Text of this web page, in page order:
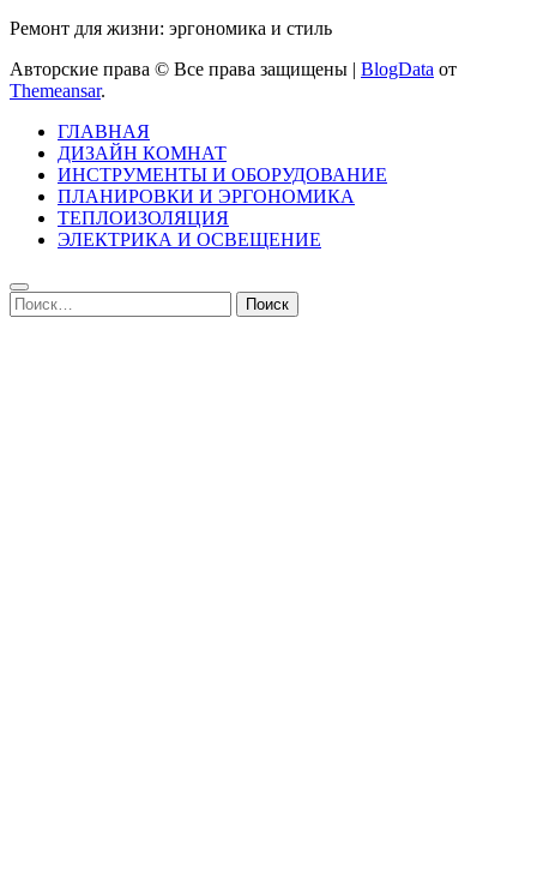
Ремонт для жизни: эргономика и стиль
Авторские права © Все права защищены | BlogData от
Themeansar.
ГЛАВНАЯ
ДИЗАЙН КОМНАТ
ИНСТРУМЕНТЫ И ОБОРУДОВАНИЕ
ПЛАНИРОВКИ И ЭРГОНОМИКА
ТЕПЛОИЗОЛЯЦИЯ
ЭЛЕКТРИКА И ОСВЕЩЕНИЕ
Найти: